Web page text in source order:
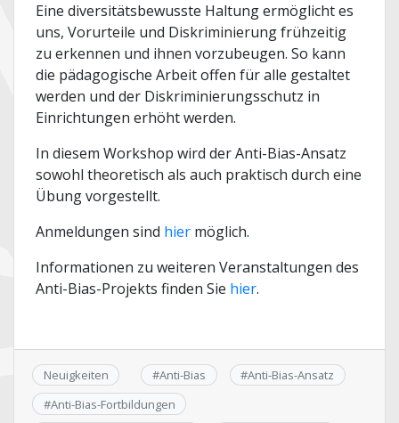
Eine diversitätsbewusste Haltung ermöglicht es
uns, Vorurteile und Diskriminierung frühzeitig
zu erkennen und ihnen vorzubeugen. So kann
die pädagogische Arbeit offen für alle gestaltet
werden und der Diskriminierungsschutz in
Einrichtungen erhöht werden.
In diesem Workshop wird der Anti-Bias-Ansatz
sowohl theoretisch als auch praktisch durch eine
Übung vorgestellt.
Anmeldungen sind hier möglich.
Informationen zu weiteren Veranstaltungen des
Anti-Bias-Projekts finden Sie hier.
Neuigkeiten #Anti-Bias #Anti-Bias-Ansatz
#Anti-Bias-Fortbildungen